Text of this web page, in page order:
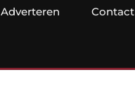
Adverteren Contact